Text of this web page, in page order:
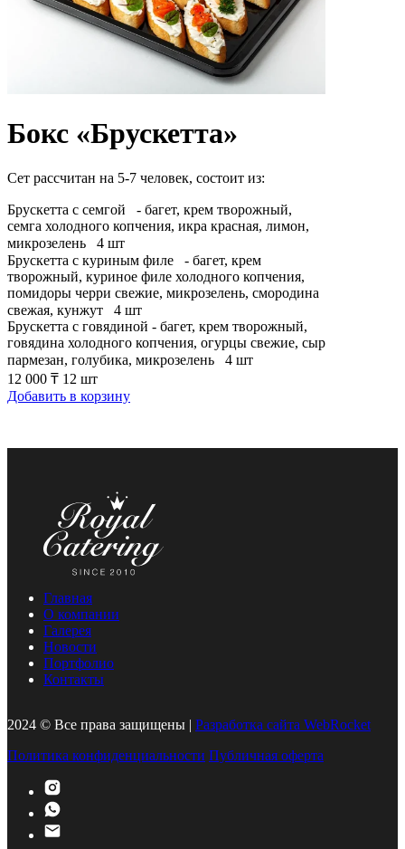
Бокс «Брускетта»
Сет рассчитан на 5-7 человек, состоит из:
Брускетта с семгой⠀- багет, крем творожный,
семга холодного копчения, икра красная, лимон,
микрозелень
4 шт
Брускетта с куриным филе⠀- багет, крем
творожный, куриное филе холодного копчения,
помидоры черри свежие, микрозелень, смородина
свежая, кунжут
4 шт
Брускетта с говядиной - багет, крем творожный,
говядина холодного копчения, огурцы свежие, сыр
пармезан, голубика, микрозелень
4 шт
12 000 ₸ 12 шт
Добавить в корзину
Главная
О компании
Галерея
Новости
Портфолио
Контакты
2024 © Все права защищены | Разработка сайта WebRocket
Политика конфиденциальности Публичная оферта